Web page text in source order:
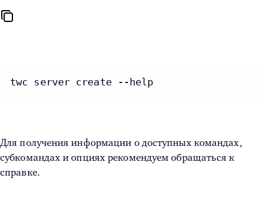
twc server create --help
Для получения информации о доступных командах,
субкомандах и опциях рекомендуем обращаться к
справке.